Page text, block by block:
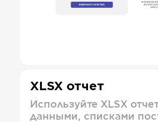
XLSX отчет
Используйте XLSX
данными, списками